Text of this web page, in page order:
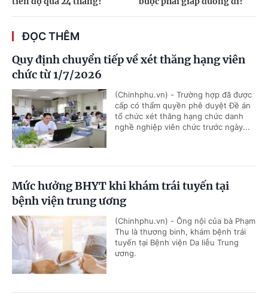
ĐỌC THÊM
Quy định chuyển tiếp về xét thăng hạng viên
chức từ 1/7/2026
(Chinhphu.vn) - Trường hợp đã được
cấp có thẩm quyền phê duyệt Đề án
tổ chức xét thăng hạng chức danh
nghề nghiệp viên chức trước ngày...
Mức hưởng BHYT khi khám trái tuyến tại
bệnh viện trung ương
(Chinhphu.vn) - Ông nội của bà Phạm
Thu là thương binh, khám bệnh trái
tuyến tại Bệnh viện Da liễu Trung
ương.